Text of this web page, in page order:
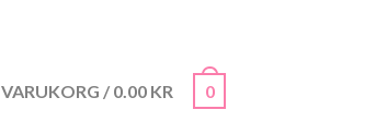
VARUKORG / 0.00 KR 0